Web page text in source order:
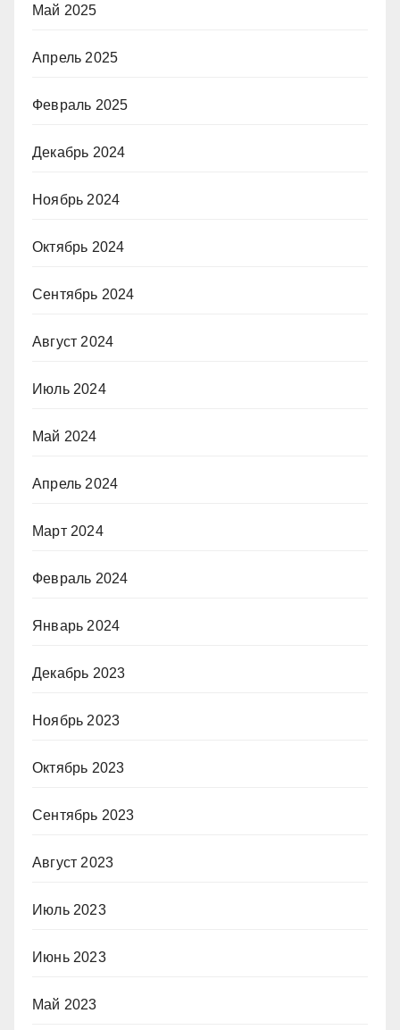
Май 2025
Апрель 2025
Февраль 2025
Декабрь 2024
Ноябрь 2024
Октябрь 2024
Сентябрь 2024
Август 2024
Июль 2024
Май 2024
Апрель 2024
Март 2024
Февраль 2024
Январь 2024
Декабрь 2023
Ноябрь 2023
Октябрь 2023
Сентябрь 2023
Август 2023
Июль 2023
Июнь 2023
Май 2023